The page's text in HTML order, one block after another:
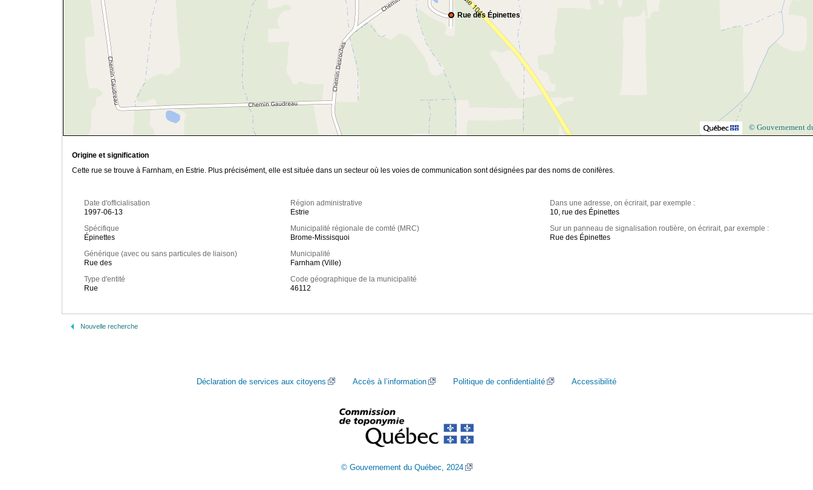
Rue des Épinettes
© Gouvernement
Origine et signification
Cette rue se trouve à Farnham, en Estrie. Plus précisément, elle est située dans un secteur où les voies de communication sont désignées par des noms de conifères.
Date d'officialisation
1997-06-13
Spécifique
Épinettes
Générique (avec ou sans particules de liaison)
Rue des
Type d'entité
Rue
Région administrative
Estrie
Municipalité régionale de comté (MRC)
Brome-Missisquoi
Municipalité
Farnham (Ville)
Code géographique de la municipalité
46112
Dans une adresse, on écrirait, par exemple :
10, rue des Épinettes
Sur un panneau de signalisation routière, on écrirait, par exemple :
Rue des Épinettes
Nouvelle recherche
Déclaration de services aux citoyens Accès à l’information Politique de confidentialité Accessibilité
© Gouvernement du Québec, 2024